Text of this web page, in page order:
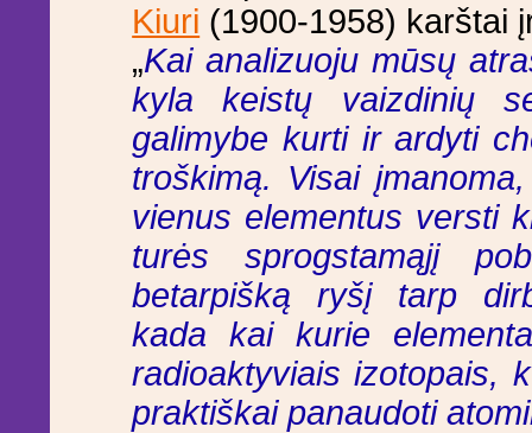
Kiuri (1900-1958) karštai
„Kai analizuoju mūsų
kyla keistų vaizdinių
galimybe kurti ir ardyti
troškimą. Visai
vienus elementus versti
turės sprogstamąjį
betarpišką ryšį tarp
kada kai kurie
radioaktyviais izotopais,
praktiškai panaudoti